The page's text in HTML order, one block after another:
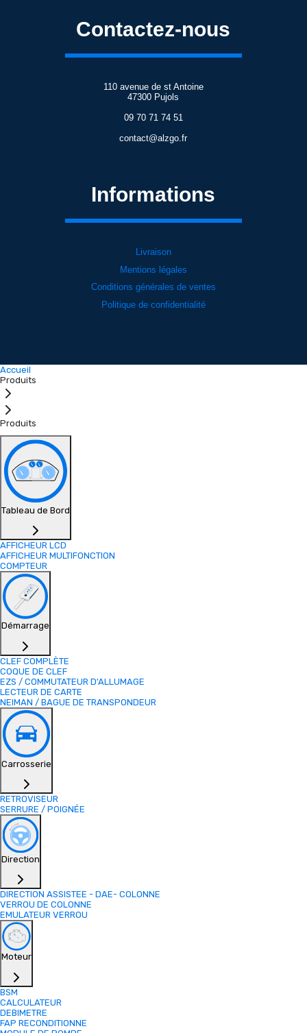
Contactez-nous
110 avenue de st Antoine
47300 Pujols
09 70 71 74 51
contact@alzgo.fr
Informations
Livraison
Mentions légales
Conditions générales de ventes
Politique de confidentialité
Accueil
Produits
Produits
Tableau de Bord
AFFICHEUR LCD
AFFICHEUR MULTIFONCTION
COMPTEUR
Démarrage
CLEF COMPLÈTE
COQUE DE CLEF
EZS / COMMUTATEUR D'ALLUMAGE
LECTEUR DE CARTE
NEIMAN / BAGUE DE TRANSPONDEUR
Carrosserie
RETROVISEUR
SERRURE / POIGNÉE
Direction
DIRECTION ASSISTEE - DAE- COLONNE
VERROU DE COLONNE
EMULATEUR VERROU
Moteur
BSM
CALCULATEUR
DEBIMETRE
FAP RECONDITIONNE